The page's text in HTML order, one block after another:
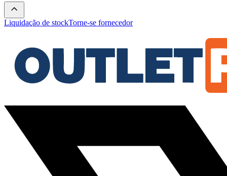
Liquidação de stockTorne-se fornecedor